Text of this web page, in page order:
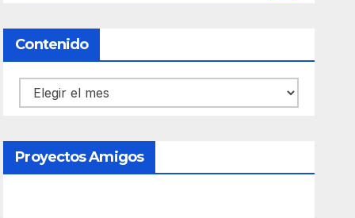
Contenido
Contenido
Proyectos Amigos